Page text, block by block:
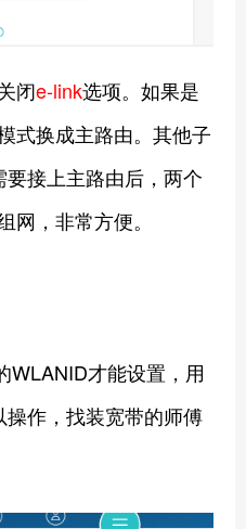
闭e-link选项。如果是
式换成主路由。其他子
接上主路由后，两个
网，非常方便。
WLANID才能设置，用
作，找装宽带的师傅